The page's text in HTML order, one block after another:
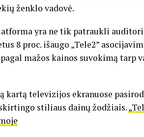
ženklo vadovė.
yra ne tik patraukli
8 proc. išaugo „Tele2”
mažos kainos suvokimą
kartą televizijos ekranuose
stiliaus dainų žodžiais.